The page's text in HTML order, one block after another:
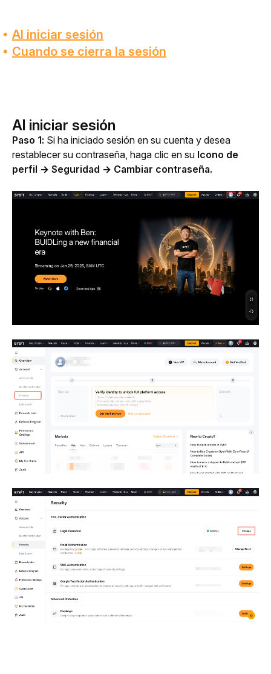
Al iniciar sesión
Cuando se cierra la sesión
Al iniciar sesión
Paso 1: Si ha iniciado sesión en su cuenta y desea
restablecer su contraseña, haga clic en su Icono de
perfil → Seguridad → Cambiar contraseña.